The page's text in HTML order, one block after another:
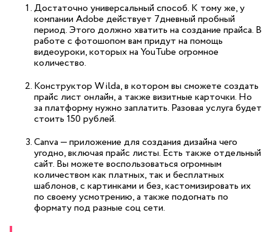
Достаточно универсальный способ. К тому же, у
компании Adobe действует 7дневный пробный
период. Этого должно хватить на создание прайса. В
работе с фотошопом вам придут на помощь
видеоуроки, которых на YouTube огромное
количество.
Конструктор Wilda, в котором вы сможете создать
прайс лист онлайн, а также визитные карточки. Но
за платформу нужно заплатить. Разовая услуга будет
стоить 150 рублей.
Canva — приложение для создания дизайна чего
угодно, включая прайс листы. Есть также отдельный
сайт. Вы можете воспользоваться огромным
количеством как платных, так и бесплатных
шаблонов, с картинками и без, кастомизировать их
по своему усмотрению, а также подогнать по
формату под разные соц сети.